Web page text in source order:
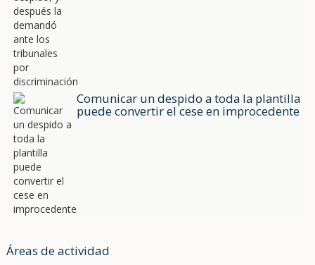
Comunicar un despido a toda la plantilla
puede convertir el cese en improcedente
Áreas de actividad